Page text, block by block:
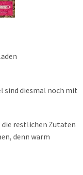
sind diesmal noch mit
die restlichen Zutaten
denn warm